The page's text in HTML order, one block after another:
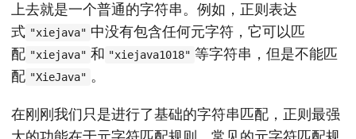
上去就是一个普通的字符串。例如，正则表达
式 "xiejava" 中没有包含任何元字符，它可以匹
配 "xiejava" 和 "xiejava1018" 等字符串，但是不能匹
配 "XieJava" 。
在刚刚我们只是进行了基础的字符串匹配，正则最强